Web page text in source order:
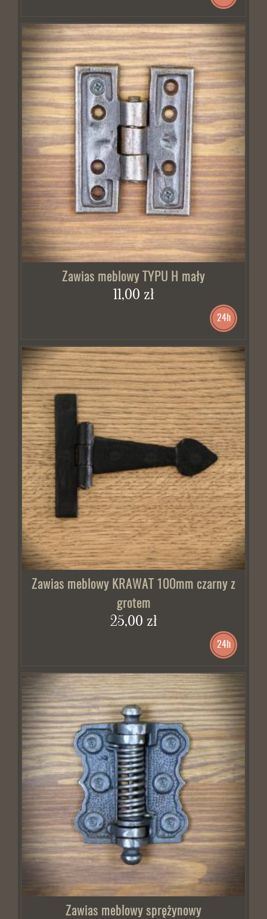
Zawias meblowy TYPU H mały
11,00 zł
24h
Zawias meblowy KRAWAT 100mm czarny z
grotem
25,00 zł
24h
Zawias meblowy sprężynowy